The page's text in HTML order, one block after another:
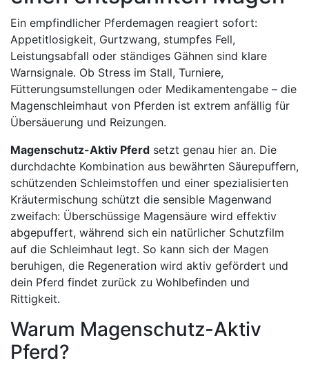
Ein empfindlicher Pferdemagen reagiert sofort:
Appetitlosigkeit, Gurtzwang, stumpfes Fell,
Leistungsabfall oder ständiges Gähnen sind klare
Warnsignale. Ob Stress im Stall, Turniere,
Fütterungsumstellungen oder Medikamentengabe – die
Magenschleimhaut von Pferden ist extrem anfällig für
Übersäuerung und Reizungen.
Magenschutz-Aktiv Pferd setzt genau hier an. Die
durchdachte Kombination aus bewährten Säurepuffern,
schützenden Schleimstoffen und einer spezialisierten
Kräutermischung schützt die sensible Magenwand
zweifach: Überschüssige Magensäure wird effektiv
abgepuffert, während sich ein natürlicher Schutzfilm
auf die Schleimhaut legt. So kann sich der Magen
beruhigen, die Regeneration wird aktiv gefördert und
dein Pferd findet zurück zu Wohlbefinden und
Rittigkeit.
Warum Magenschutz-Aktiv
Pferd?